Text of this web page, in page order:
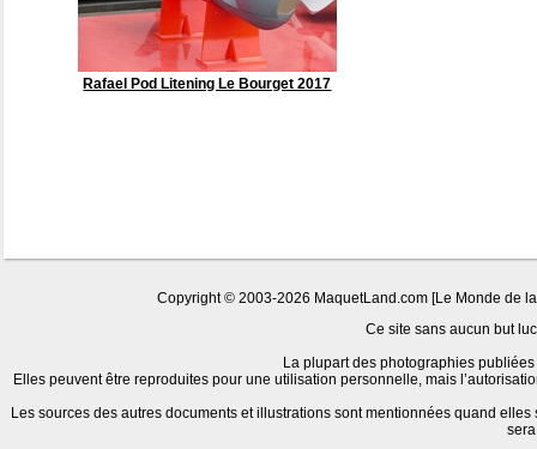
Rafael Pod Litening Le Bourget 2017
Copyright © 2003-2026 MaquetLand.com [Le Monde de
Ce site sans aucun but
La plupart des photographies
Elles peuvent être reproduites pour une utilisation personnelle, mais
Les sources des autres documents et illustrations sont mentionnées quand